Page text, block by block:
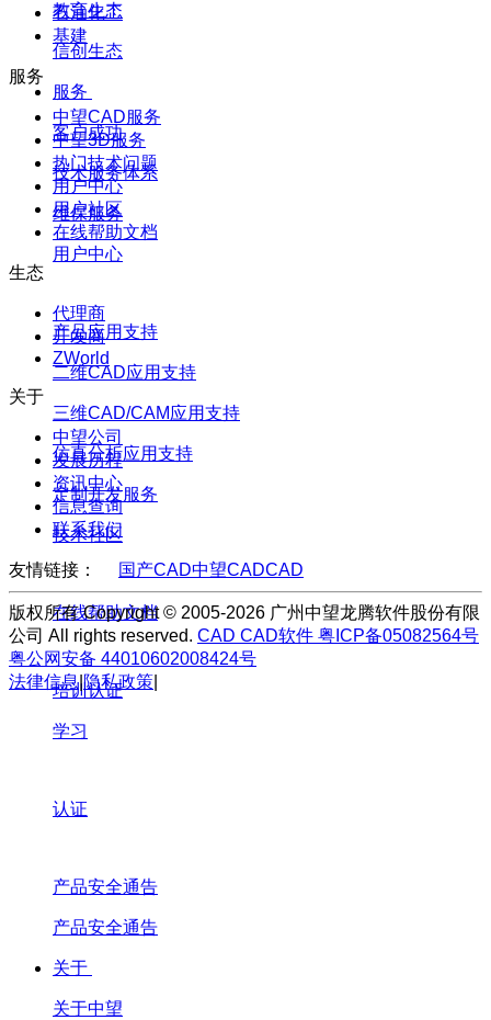
教育生态
信创生态
服务
客户成功
技术服务体系
维保服务
用户中心
产品应用支持
二维CAD应用支持
三维CAD/CAM应用支持
仿真分析应用支持
定制开发服务
技术社区
在线帮助文档
培训认证
学习
认证
产品安全通告
产品安全通告
关于
关于中望
石油化工
基建
服务
中望CAD服务
中望3D服务
热门技术问题
用户中心
用户社区
在线帮助文档
生态
代理商
开发商
ZWorld
关于
中望公司
发展历程
资讯中心
信息查询
联系我们
友情链接： 国产CAD中望CADCAD
版权所有 Copyright © 2005-2026 广州中望龙腾软件股份有限
公司 All rights reserved. CAD CAD软件 粤ICP备05082564号
粤公网安备 44010602008424号
法律信息|隐私政策